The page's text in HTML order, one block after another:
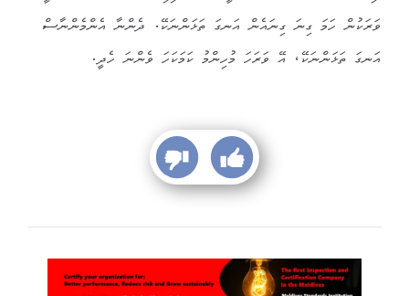
ވަރަކުން ހަމަ ގިނަ ގިނައެން އަނގަ ތަޅަންނަކޭ. ދެންނާ އެންމެންނާސް
އަނގަ ތަޅަންނަކޭ، އޭ ވަރަހަ މުހިންމު ކަމަކަހަ ވެންނަ ހެދީ.